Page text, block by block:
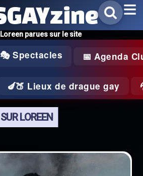
parues sur le site
🎭 Spectacles 📅 Agenda
🍆🍑 Lieux de drague gay
LOREEN